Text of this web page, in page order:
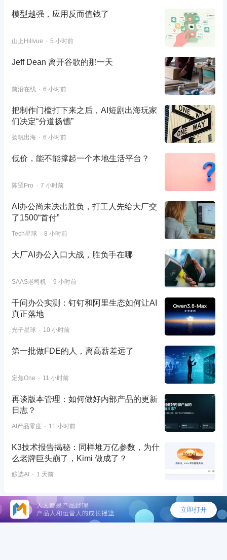
模型越强，应用反而值钱了
山上Hillvue 5 小时前
Jeff Dean 离开谷歌的那一天
前沿在线 6 小时前
把制作门槛打下来之后，AI短剧出海玩家
们决定“分道扬镳”
扬帆出海 6 小时前
低价，能不能撑起一个本地生活平台？
陈罡Pro 7 小时前
AI办公尚未决出胜负，打工人先给大厂交
了1500“首付”
Tech星球 8 小时前
大厂AI办公入口大战，胜负手在哪
SAAS老司机 9 小时前
千问办公实测：钉钉和阿里生态如何让AI
真正落地
光子星球 10 小时前
第一批做FDE的人，离高薪差远了
定焦One 11 小时前
再谈版本管理：如何做好内部产品的更新
日志？
AI产品零度 11 小时前
K3技术报告揭秘：同样堆万亿参数，为什
么老牌巨头崩了，Kimi 做成了？
鲸选AI 1 天前
©2026 - 人人都是产品经理